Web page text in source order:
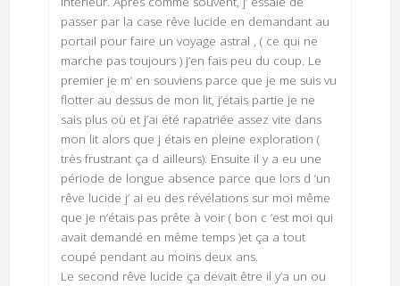
passer par la case rêve lucide en demandant au
portail pour faire un voyage astral , ( ce qui ne
marche pas toujours ) j’en fais peu du coup. Le
premier je m’ en souviens parce que je me suis vu
flotter au dessus de mon lit, j’étais partie je ne
sais plus où et j’ai été rapatriée assez vite dans
mon lit alors que j étais en pleine exploration (
très frustrant ça d ailleurs). Ensuite il y a eu une
période de longue absence parce que lors d ‘un
rêve lucide j’ ai eu des révélations sur moi même
que je n’étais pas prête à voir ( bon c ‘est moi qui
avait demandé en même temps )et ça a tout
coupé pendant au moins deux ans.
Le second rêve lucide ça devait être il y’a un ou